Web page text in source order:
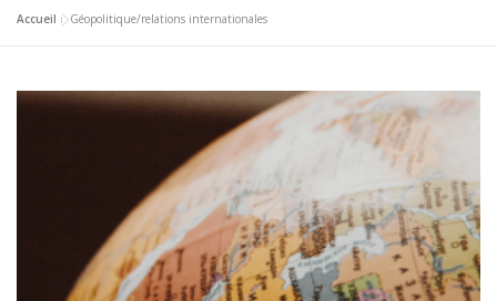
Accueil »Géopolitique/relations internationales